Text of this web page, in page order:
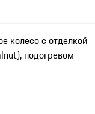
колесо с отделкой
подогревом